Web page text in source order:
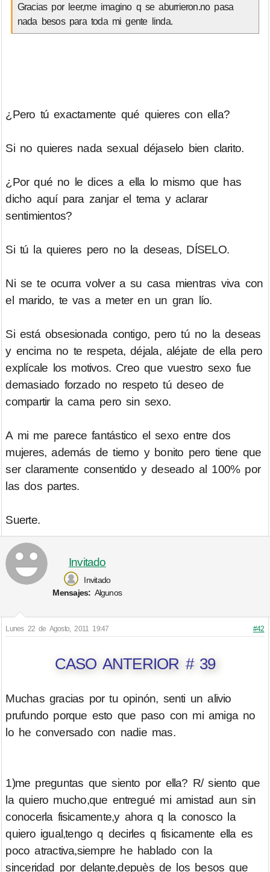
Gracias por leer,me imagino q se aburrieron.no pasa
nada besos para toda mi gente linda.
¿Pero tú exactamente qué quieres con ella?
Si no quieres nada sexual déjaselo bien clarito.
¿Por qué no le dices a ella lo mismo que has
dicho aquí para zanjar el tema y aclarar
sentimientos?
Si tú la quieres pero no la deseas, DÍSELO.
Ni se te ocurra volver a su casa mientras viva con
el marido, te vas a meter en un gran lío.
Si está obsesionada contigo, pero tú no la deseas
y encima no te respeta, déjala, aléjate de ella pero
explícale los motivos. Creo que vuestro sexo fue
demasiado forzado no respeto tú deseo de
compartir la cama pero sin sexo.
A mi me parece fantástico el sexo entre dos
mujeres, además de tierno y bonito pero tiene que
ser claramente consentido y deseado al 100% por
las dos partes.
Suerte.
Invitado
Invitado
Mensajes: Algunos
Lunes 22 de Agosto, 2011 19:47 #42
CASO ANTERIOR # 39
Muchas gracias por tu opinón, senti un alivio
prufundo porque esto que paso con mi amiga no
lo he conversado con nadie mas.
1)me preguntas que siento por ella? R/ siento que
la quiero mucho,que entregué mi amistad aun sin
conocerla fisicamente,y ahora q la conosco la
quiero igual,tengo q decirles q fisicamente ella es
poco atractiva,siempre he hablado con la
sinceridad por delante,depuès de los besos que